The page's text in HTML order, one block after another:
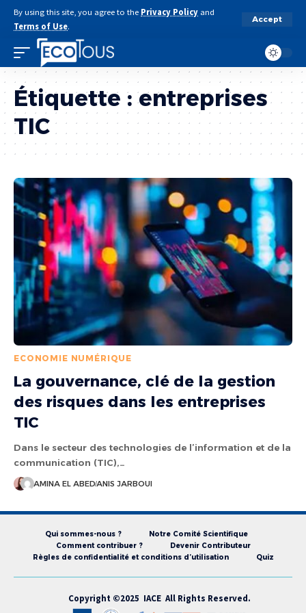
By using this site, you agree to the Privacy Policy and
Terms of Use.
Accept
Étiquette :entreprises
TIC
ECONOMIE NUMÉRIQUE
La gouvernance, clé de la gestion
des risques dans les entreprises
TIC
Dans le secteur des technologies de l’information et de la
communication (TIC),…
AMINA EL ABEDANIS JARBOUI
Qui sommes-nous ?
Notre Comité Scientifique
Comment contribuer ?
Devenir Contributeur
Règles de confidentialité et conditions d’utilisation
Quiz
Copyright ©2025 IACE All Rights Reserved.